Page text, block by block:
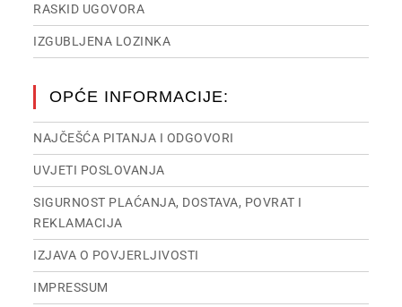
RASKID UGOVORA
IZGUBLJENA LOZINKA
OPĆE INFORMACIJE:
NAJČEŠĆA PITANJA I ODGOVORI
UVJETI POSLOVANJA
SIGURNOST PLAĆANJA, DOSTAVA, POVRAT I
REKLAMACIJA
IZJAVA O POVJERLJIVOSTI
IMPRESSUM